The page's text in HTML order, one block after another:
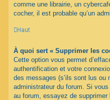
comme une librairie, un
cocher, il est probable qu’un
Haut
À quoi sert « Supprimer les
Cette option vous permet
authentification et votre
des messages (s’ils sont lus
administrateur du forum. Si
au forum, essayez de supprimer